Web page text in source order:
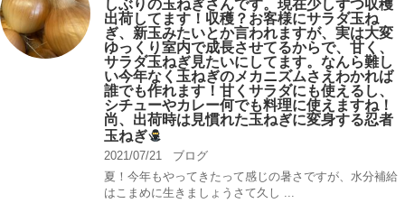
しぶりの玉ねぎさんです。現在少しずつ収穫
出荷してます！収穫？お客様にサラダ玉ね
ぎ、新玉みたいとか言われますが、実は大変
ゆっくり室内で成長させてるからで、甘く、
サラダ玉ねぎ見たいにしてます。なんら難し
い今年なく玉ねぎのメカニズムさえわかれば
誰でも作れます！甘くサラダにも使えるし、
シチューやカレー何でも料理に使えますね！
尚、出荷時は見慣れた玉ねぎに変身する忍者
玉ねぎ
2021/07/21
ブログ
夏！今年もやってきたって感じの暑さですが、水分補給
はこまめに生きましょうさて久し ...